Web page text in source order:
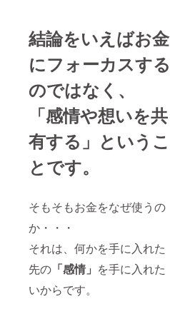
結論をいえばお金
にフォーカスする
のではなく、
「感情や想いを共
有する」というこ
とです。
そもそもお金をなぜ使うの
か・・・
それは、何かを手に入れた
先の 「感情」 を手に入れた
いからです。